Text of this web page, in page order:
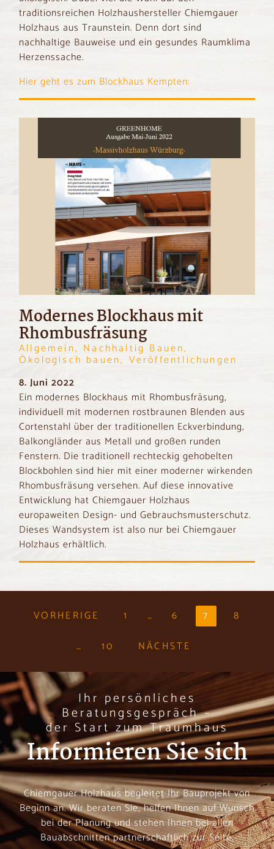
traditionsreichen Holzhaushersteller Chiemgauer
Holzhaus aus Traunstein. Denn dort sind
nachhaltige Bauweise und ein gesundes Raumklima
Herzenssache.
Hier geht es zum Blockhaus Kempten:
Modernes Blockhaus mit
Rhombusfräsung
Allgemein, Nachhaltig Bauen,
Ökologisch bauen, Veröffentlichungen
8. Juni 2022
Ein modernes Blockhaus mit Rhombusfräsung,
individuell mit modernen rostbraunen Blenden aus
Cortenstahl über der traditionellen Eckverbindung,
Balkongländer aus Metall und großen runden
Fenstern. Die traditionell rechteckig gehobelten
Blockbohlen sind hier mit einer moderner wirkenden
Rhombusfräsung versehen. Auf diese innovative
Entwicklung hat Chiemgauer Holzhaus
europaweiten Design- und Gebrauchsmusterschutz.
Dieses Wandsystem ist also nur bei Chiemgauer
Holzhaus erhältlich.
VORHERIGE 1 … 6 7
8
…
10 NÄCHSTE
Informieren Sie sich
Ihr persönliches
Beratungsgespräch –
der Start zum Traumhaus
Chiemgauer Holzhaus begleitet Ihr Bauprojekt von
Beginn an. Wir beraten Sie, helfen Ihnen auf Wunsch
bei der Planung und stehen Ihnen bei allen
Bauabschnitten partnerschaftlich zur Seite.